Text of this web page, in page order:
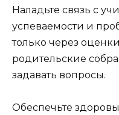
Наладьте связь с
успеваемости и
только через
родительские
задавать вопросы.
Обеспечьте